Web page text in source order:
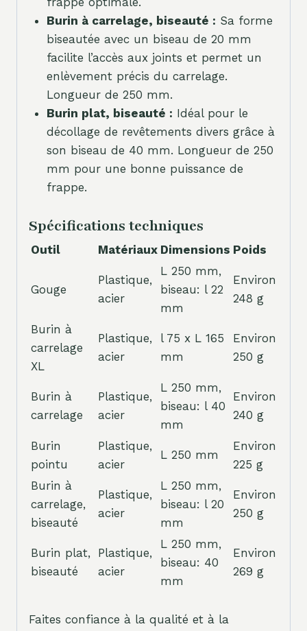
Burin à carrelage, biseauté : Sa forme
biseautée avec un biseau de 20 mm
facilite l’accès aux joints et permet un
enlèvement précis du carrelage.
Longueur de 250 mm.
Burin plat, biseauté : Idéal pour le
décollage de revêtements divers grâce à
son biseau de 40 mm. Longueur de 250
mm pour une bonne puissance de
frappe.
Spécifications techniques
Outil Matériaux Dimensions Poids
Gouge
Plastique,
acier
L 250 mm,
biseau: l 22
mm
Environ
248 g
Burin à
carrelage
XL
Plastique,
acier
l 75 x L 165
mm
Environ
250 g
Burin à
carrelage
Plastique,
acier
L 250 mm,
biseau: l 40
mm
Environ
240 g
Burin
pointu
Plastique,
acier
L 250 mm
Environ
225 g
Burin à
carrelage,
biseauté
Plastique,
acier
L 250 mm,
biseau: l 20
mm
Environ
250 g
Burin plat,
biseauté
Plastique,
acier
L 250 mm,
biseau: 40
mm
Environ
269 g
Faites confiance à la qualité et à la